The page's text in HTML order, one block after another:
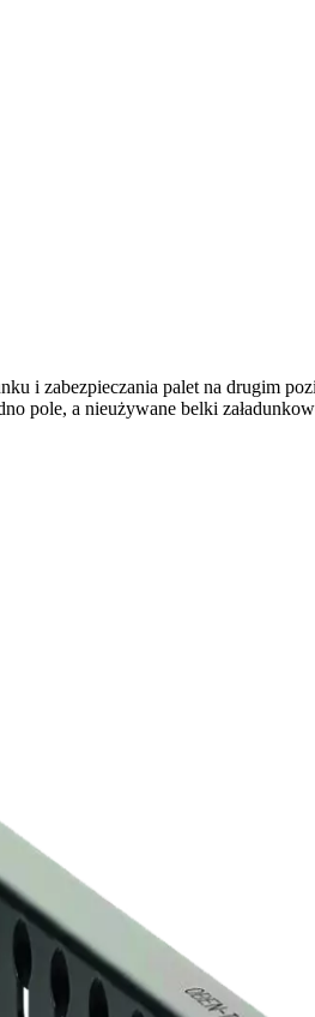
i zabezpieczania palet na drugim
pole, a nieużywane belki